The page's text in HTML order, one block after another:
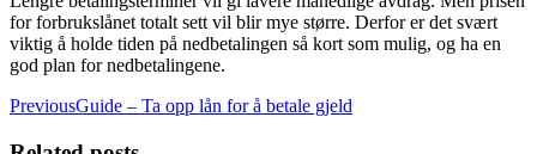
for forbrukslånet totalt sett vil blir mye større. Derfor er det svært
viktig å holde tiden på nedbetalingen så kort som mulig, og ha en
god plan for nedbetalingene.
Post
navigation
PreviousGuide – Ta opp lån for å betale gjeld